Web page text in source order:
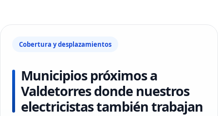
Cobertura y desplazamientos
Municipios próximos a
Valdetorres donde nuestros
electricistas también trabajan